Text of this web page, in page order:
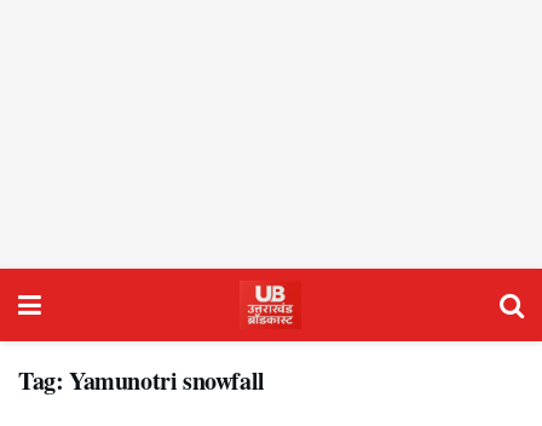
Tag: Yamunotri snowfall